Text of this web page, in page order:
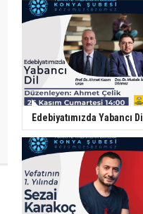
Edebiyatımızda Yabancı Dil